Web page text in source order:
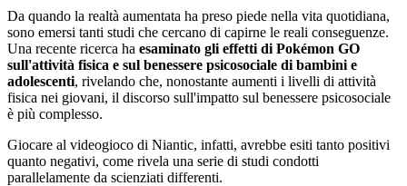
Da quando la realtà aumentata ha preso piede nella vita quotidiana,
sono emersi tanti studi che cercano di capirne le reali conseguenze.
Una recente ricerca ha esaminato gli effetti di Pokémon GO
sull'attività fisica e sul benessere psicosociale di bambini e
adolescenti, rivelando che, nonostante aumenti i livelli di attività
fisica nei giovani, il discorso sull'impatto sul benessere psicosociale
è più complesso.
Giocare al videogioco di Niantic, infatti, avrebbe esiti tanto positivi
quanto negativi, come rivela una serie di studi condotti
parallelamente da scienziati differenti.